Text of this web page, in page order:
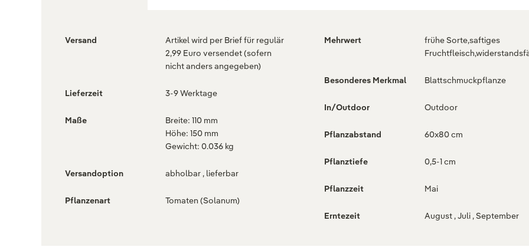
Versand
Artikel wird per Brief für regulär
2,99 Euro versendet (sofern
nicht anders angegeben)
Lieferzeit 3-9 Werktage
Maße
Breite: 110 mm
Höhe: 150 mm
Gewicht: 0.036 kg
Versandoption abholbar , lieferbar
Pflanzenart Tomaten (Solanum)
Mehrwert
frühe Sorte,saftiges
Besonderes Merkmal Blattschmuckpflanze
In/Outdoor Outdoor
Pflanzabstand 60x80 cm
Pflanztiefe 0,5-1 cm
Pflanzzeit Mai
Erntezeit August , Juli , September